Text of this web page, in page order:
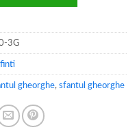
3G
gheorghe, sfantul gheorghe